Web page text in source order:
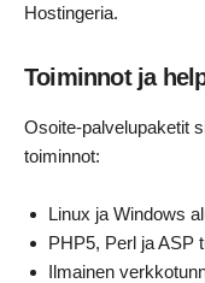
Hostingeria.
Toiminnot ja
Osoite-palvelupaketit
toiminnot:
Linux ja Windows
PHP5, Perl ja ASP
Ilmainen